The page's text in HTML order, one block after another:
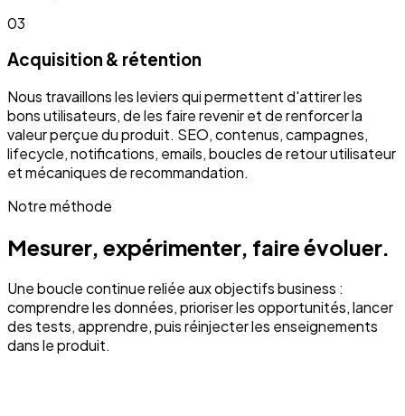
03
Acquisition & rétention
Nous travaillons les leviers qui permettent d'attirer les
bons utilisateurs, de les faire revenir et de renforcer la
valeur perçue du produit. SEO, contenus, campagnes,
lifecycle, notifications, emails, boucles de retour utilisateur
et mécaniques de recommandation.
Notre méthode
Mesurer, expérimenter, faire évoluer.
Une boucle continue reliée aux objectifs business :
comprendre les données, prioriser les opportunités, lancer
des tests, apprendre, puis réinjecter les enseignements
dans le produit.